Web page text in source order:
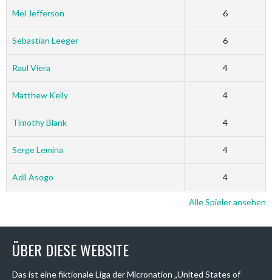
Mel Jefferson 6
Sebastian Leeger 6
Raul Viera 4
Matthew Kelly 4
Timothy Blank 4
Serge Lemina 4
Adil Asogo 4
Alle Spieler ansehen
ÜBER DIESE WEBSITE
Das ist eine fiktionale Liga der Micronation „United States of